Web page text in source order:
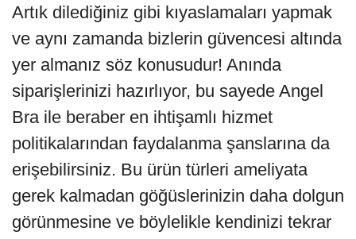
Artık dilediğiniz gibi kıyaslamaları yapmak
ve aynı zamanda bizlerin güvencesi altında
yer almanız söz konusudur! Anında
siparişlerinizi hazırlıyor, bu sayede Angel
Bra ile beraber en ihtişamlı hizmet
politikalarından faydalanma şanslarına da
erişebilirsiniz. Bu ürün türleri ameliyata
gerek kalmadan göğüslerinizin daha dolgun
görünmesine ve böylelikle kendinizi tekrar